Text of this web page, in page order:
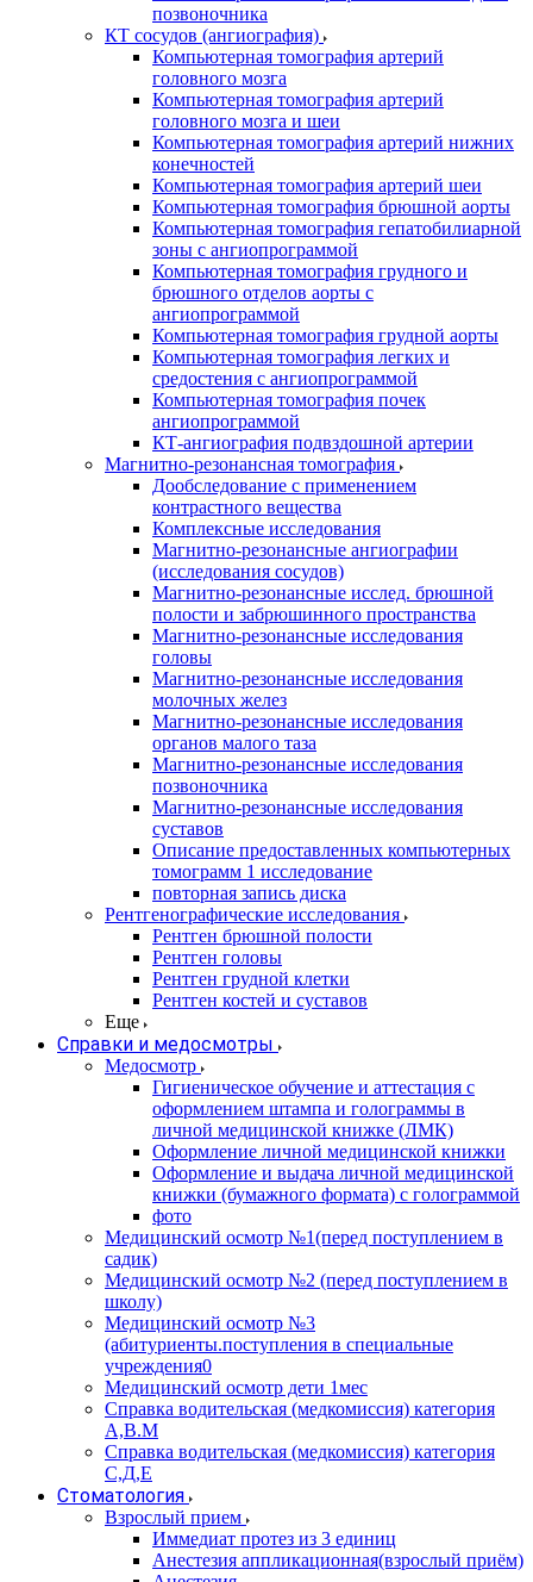
позвоночника
КТ сосудов (ангиография)
Компьютерная томография артерий
головного мозга
Компьютерная томография артерий
головного мозга и шеи
Компьютерная томография артерий нижних
конечностей
Компьютерная томография артерий шеи
Компьютерная томография брюшной аорты
Компьютерная томография гепатобилиарной
зоны с ангиопрограммой
Компьютерная томография грудного и
брюшного отделов аорты с
ангиопрограммой
Компьютерная томография грудной аорты
Компьютерная томография легких и
средостения с ангиопрограммой
Компьютерная томография почек
ангиопрограммой
КТ-ангиография подвздошной артерии
Магнитно-резонансная томография
Дообследование с применением
контрастного вещества
Комплексные исследования
Магнитно-резонансные ангиографии
(исследования сосудов)
Магнитно-резонансные исслед. брюшной
полости и забрюшинного пространства
Магнитно-резонансные исследования
головы
Магнитно-резонансные исследования
молочных желез
Магнитно-резонансные исследования
органов малого таза
Магнитно-резонансные исследования
позвоночника
Магнитно-резонансные исследования
суставов
Описание предоставленных компьютерных
томограмм 1 исследование
повторная запись диска
Рентгенографические исследования
Рентген брюшной полости
Рентген головы
Рентген грудной клетки
Рентген костей и суставов
Еще
Справки и медосмотры
Медосмотр
Гигиеническое обучение и аттестация с
оформлением штампа и голограммы в
личной медицинской книжке (ЛМК)
Оформление личной медицинской книжки
Оформление и выдача личной медицинской
книжки (бумажного формата) с голограммой
фото
Медицинский осмотр №1(перед поступлением в
садик)
Медицинский осмотр №2 (перед поступлением в
школу)
Медицинский осмотр №3
(абитуриенты.поступления в специальные
учреждения0
Медицинский осмотр дети 1мес
Справка водительская (медкомиссия) категория
А,В.М
Справка водительская (медкомиссия) категория
С,Д,Е
Стоматология
Взрослый прием
Иммедиат протез из 3 единиц
Анестезия аппликационная(взрослый приём)